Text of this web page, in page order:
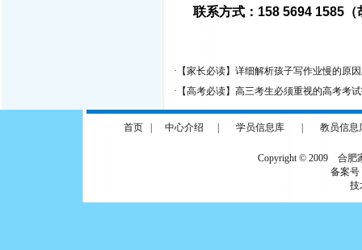
联系方式：158 5694 1585（
· 【家长必读】详细解析孩子写作业慢的原
· 【高考必读】高三考生必须重视的高考考
首页 中心介绍 学员信息库 教员信息
Copyright © 2009 合肥
备案号
技